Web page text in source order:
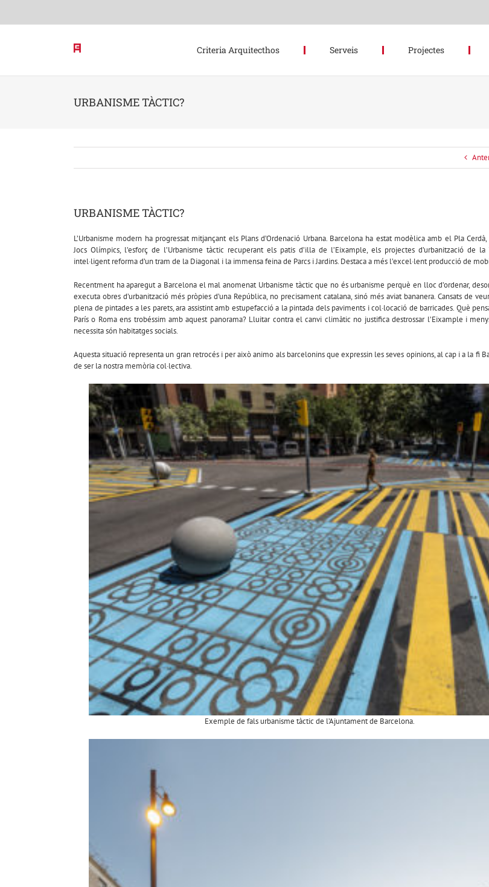
content
Criteria Arquitecthos Serveis Projectes
URBANISME TÀCTIC?
URBANISME TÀCTIC?
L’Urbanisme modern ha progressat mitjançant els Plans d’Ordenació Urbana. Barcelona ha estat modèlica amb el Pla
Jocs Olímpics, l’esforç de l’Urbanisme tàctic recuperant els patis d’illa de l’Eixample, els projectes d’urbanització de
intel·ligent reforma d’un tram de la Diagonal i la immensa feina de Parcs i Jardins. Destaca a més l’excel·lent producció de
Recentment ha aparegut a Barcelona el mal anomenat Urbanisme tàctic que no és urbanisme perquè en lloc d’ordenar,
executa obres d’urbanització més pròpies d’una República, no precisament catalana, sinó més aviat bananera. Cansats de
plena de pintades a les parets, ara assistint amb estupefacció a la pintada dels paviments i col·locació de barricades. Què
París o Roma ens trobéssim amb aquest panorama? Lluitar contra el canvi climàtic no justifica destrossar l’Eixample i
necessita són habitatges socials.
Aquesta situació representa un gran retrocés i per això animo als barcelonins que expressin les seves opinions, al cap i a la fi
de ser la nostra memòria col·lectiva.
Exemple de fals urbanisme tàctic de l’Ajuntament de Barcelona.